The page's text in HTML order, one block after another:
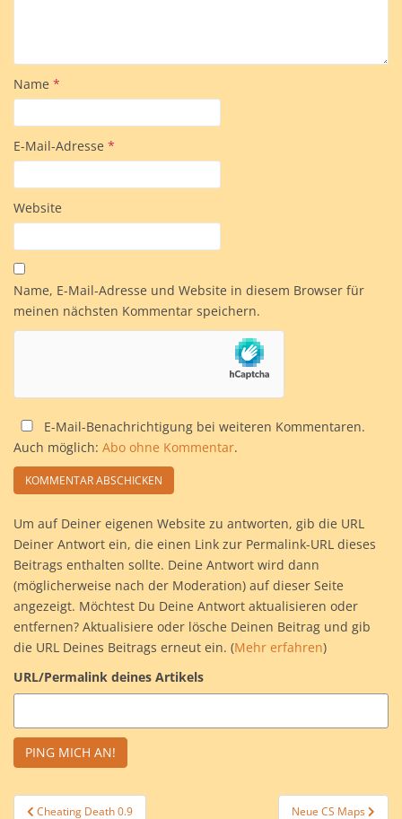
Name *
E-Mail-Adresse *
Website
Name, E-Mail-Adresse und Website in diesem Browser für
meinen nächsten Kommentar speichern.
E-Mail-Benachrichtigung bei weiteren Kommentaren.
Auch möglich: Abo ohne Kommentar.
Um auf Deiner eigenen Website zu antworten, gib die URL
Deiner Antwort ein, die einen Link zur Permalink-URL dieses
Beitrags enthalten sollte. Deine Antwort wird dann
(möglicherweise nach der Moderation) auf dieser Seite
angezeigt. Möchtest Du Deine Antwort aktualisieren oder
entfernen? Aktualisiere oder lösche Deinen Beitrag und gib
die URL Deines Beitrags erneut ein. (Mehr erfahren)
URL/Permalink deines Artikels
Beitragsnavigation
Cheating Death 0.9 Neue CS Maps